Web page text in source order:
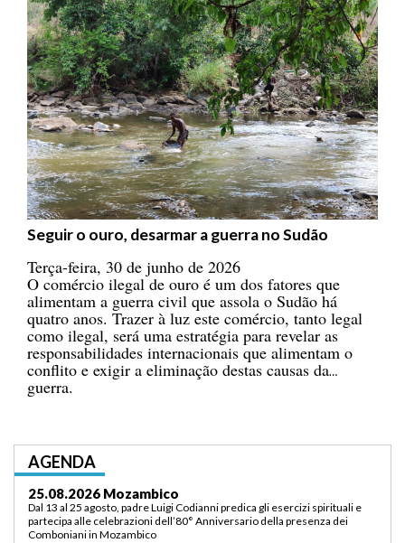
Seguir o ouro, desarmar a guerra no Sudão
Terça-feira, 30 de junho de 2026
O comércio ilegal de ouro é um dos fatores que
alimentam a guerra civil que assola o Sudão há
quatro anos. Trazer à luz este comércio, tanto legal
como ilegal, será uma estratégia para revelar as
responsabilidades internacionais que alimentam o
conflito e exigir a eliminação destas causas da
guerra.
AGENDA
03.09.2026 Lomé/Togo
Padre Luigi Codianni e padre Elias Sindjalim partecipano dal 26 agosto al 3
settembre all’incontro della commissione ASCAF sulla riorganizzazione
della regione a Lomé/Togo